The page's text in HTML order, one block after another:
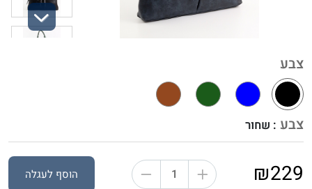
צבע
צבע : שחור
₪229 הוסף לעגלה
Next